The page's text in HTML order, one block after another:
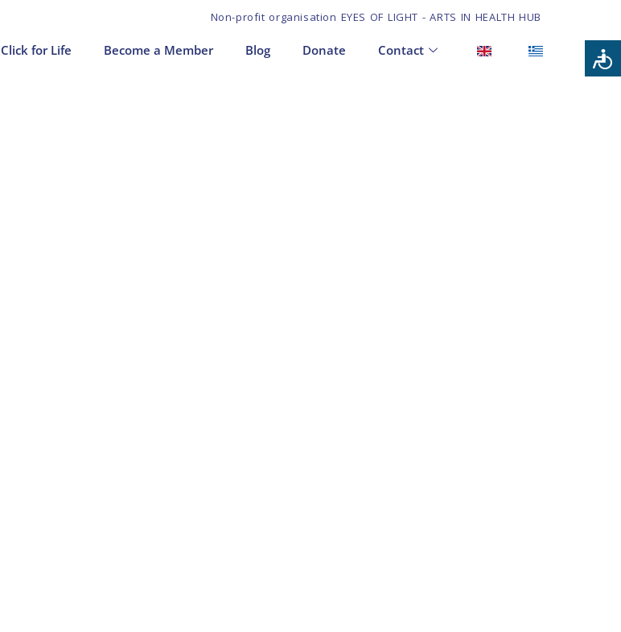
Non-profit organisation EYES OF LIGHT - ARTS IN HEALTH HUB
Click for Life Become a Member Blog Donate Contact